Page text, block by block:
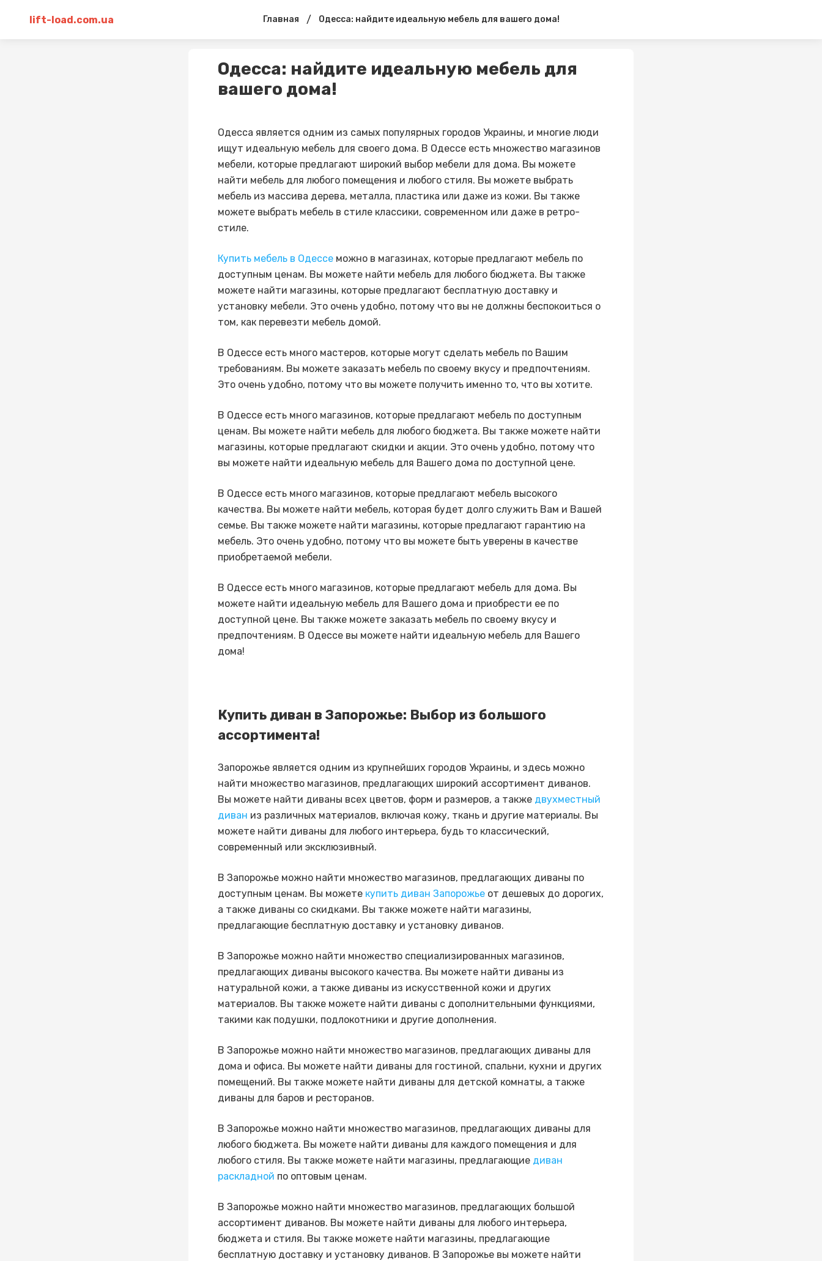
lift-load.com.ua Главная / Одесса: найдите идеальную мебель для вашего дома!
Одесса: найдите идеальную мебель для
вашего дома!
Одесса является одним из самых популярных городов Украины, и многие люди
ищут идеальную мебель для своего дома. В Одессе есть множество магазинов
мебели, которые предлагают широкий выбор мебели для дома. Вы можете
найти мебель для любого помещения и любого стиля. Вы можете выбрать
мебель из массива дерева, металла, пластика или даже из кожи. Вы также
можете выбрать мебель в стиле классики, современном или даже в ретро-
стиле.
Купить мебель в Одессе можно в магазинах, которые предлагают мебель по
доступным ценам. Вы можете найти мебель для любого бюджета. Вы также
можете найти магазины, которые предлагают бесплатную доставку и
установку мебели. Это очень удобно, потому что вы не должны беспокоиться о
том, как перевезти мебель домой.
В Одессе есть много мастеров, которые могут сделать мебель по Вашим
требованиям. Вы можете заказать мебель по своему вкусу и предпочтениям.
Это очень удобно, потому что вы можете получить именно то, что вы хотите.
В Одессе есть много магазинов, которые предлагают мебель по доступным
ценам. Вы можете найти мебель для любого бюджета. Вы также можете найти
магазины, которые предлагают скидки и акции. Это очень удобно, потому что
вы можете найти идеальную мебель для Вашего дома по доступной цене.
В Одессе есть много магазинов, которые предлагают мебель высокого
качества. Вы можете найти мебель, которая будет долго служить Вам и Вашей
семье. Вы также можете найти магазины, которые предлагают гарантию на
мебель. Это очень удобно, потому что вы можете быть уверены в качестве
приобретаемой мебели.
В Одессе есть много магазинов, которые предлагают мебель для дома. Вы
можете найти идеальную мебель для Вашего дома и приобрести ее по
доступной цене. Вы также можете заказать мебель по своему вкусу и
предпочтениям. В Одессе вы можете найти идеальную мебель для Вашего
дома!
Купить диван в Запорожье: Выбор из большого
ассортимента!
Запорожье является одним из крупнейших городов Украины, и здесь можно
найти множество магазинов, предлагающих широкий ассортимент диванов.
Вы можете найти диваны всех цветов, форм и размеров, а также двухместный
диван из различных материалов, включая кожу, ткань и другие материалы. Вы
можете найти диваны для любого интерьера, будь то классический,
современный или эксклюзивный.
В Запорожье можно найти множество магазинов, предлагающих диваны по
доступным ценам. Вы можете купить диван Запорожье от дешевых до дорогих,
а также диваны со скидками. Вы также можете найти магазины,
предлагающие бесплатную доставку и установку диванов.
В Запорожье можно найти множество специализированных магазинов,
предлагающих диваны высокого качества. Вы можете найти диваны из
натуральной кожи, а также диваны из искусственной кожи и других
материалов. Вы также можете найти диваны с дополнительными функциями,
такими как подушки, подлокотники и другие дополнения.
В Запорожье можно найти множество магазинов, предлагающих диваны для
дома и офиса. Вы можете найти диваны для гостиной, спальни, кухни и других
помещений. Вы также можете найти диваны для детской комнаты, а также
диваны для баров и ресторанов.
В Запорожье можно найти множество магазинов, предлагающих диваны для
любого бюджета. Вы можете найти диваны для каждого помещения и для
любого стиля. Вы также можете найти магазины, предлагающие диван
раскладной по оптовым ценам.
В Запорожье можно найти множество магазинов, предлагающих большой
ассортимент диванов. Вы можете найти диваны для любого интерьера,
бюджета и стиля. Вы также можете найти магазины, предлагающие
бесплатную доставку и установку диванов. В Запорожье вы можете найти